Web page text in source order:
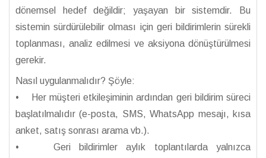
dönemsel hedef değildir; yaşayan bir sistemdir. Bu
sistemin sürdürülebilir olması için geri bildirimlerin sürekli
toplanması, analiz edilmesi ve aksiyona dönüştürülmesi
gerekir.
Nasıl uygulanmalıdır? Şöyle:
• Her müşteri etkileşiminin ardından geri bildirim süreci
başlatılmalıdır (e-posta, SMS, WhatsApp mesajı, kısa
anket, satış sonrası arama vb.).
• Geri bildirimler aylık toplantılarda yalnızca